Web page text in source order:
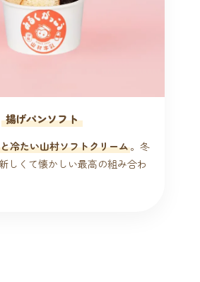
揚げパンソフト
冷たい山村ソフトクリーム。冬
しくて懐かしい最高の組み合わ